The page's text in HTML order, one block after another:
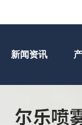
新闻资讯